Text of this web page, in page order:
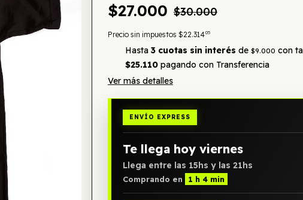
$27.000 $30.000
Precio sin impuestos $22.31405
Hasta 3 cuotas sin interés de $9.000 con
$25.110pagando con Transferencia
Ver más detalles
ENVÍO EXPRESS
Te llega hoy viernes
Llega entre las 15hs y las 21hs
Comprando en 1 h 4 min